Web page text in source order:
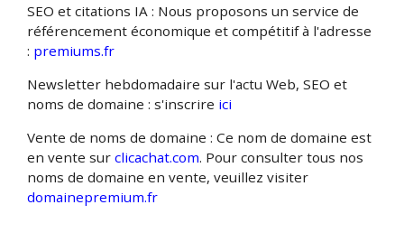
SEO et citations IA : Nous proposons un service de
référencement économique et compétitif à l'adresse
: premiums.fr
Newsletter hebdomadaire sur l'actu Web, SEO et
noms de domaine : s'inscrire ici
Vente de noms de domaine : Ce nom de domaine est
en vente sur clicachat.com. Pour consulter tous nos
noms de domaine en vente, veuillez visiter
domainepremium.fr